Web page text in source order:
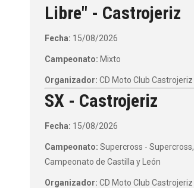
Libre" - Castrojeriz
Fecha: 15/08/2026
Campeonato: Mixto
Organizador: CD Moto Club Castrojeriz
SX - Castrojeriz
Fecha: 15/08/2026
Campeonato: Supercross - Supercross,
Campeonato de Castilla y León
Organizador: CD Moto Club Castrojeriz